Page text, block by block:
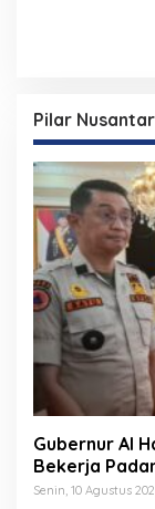
Pilar
Gubernur Al
Bekerja
Senin, 10 Agustus